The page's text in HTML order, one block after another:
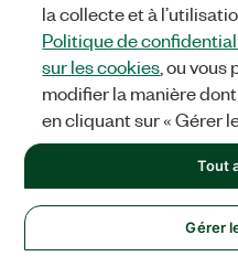
Solutions
la collecte et à
Politique de
sur les cookies , ou
modifier la manière
en cliquant sur « Gérer
Gérer
Tout